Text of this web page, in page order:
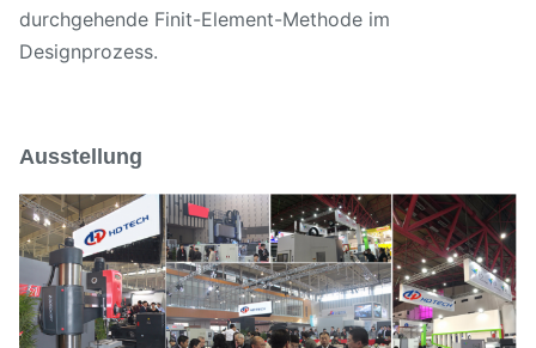
durchgehende Finit-Element-Methode im
Designprozess.
Ausstellung